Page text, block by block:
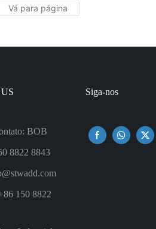
BOB
8822 8843
150 8822
Siga-nos